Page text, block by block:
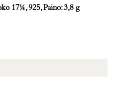
17¼, 925, Paino: 3,8 g